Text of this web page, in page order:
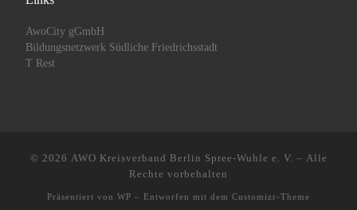
AwoCity gGmbH
Bildungsnetzwerk Südliche Friedrichsstadt
T Rest
© 2026 AWO Kreisverband Berlin Spree-Wuhle e. V. – Alle
Rechte vorbehalten
Präsentiert von WP – Entworfen mit dem Customizr-Theme